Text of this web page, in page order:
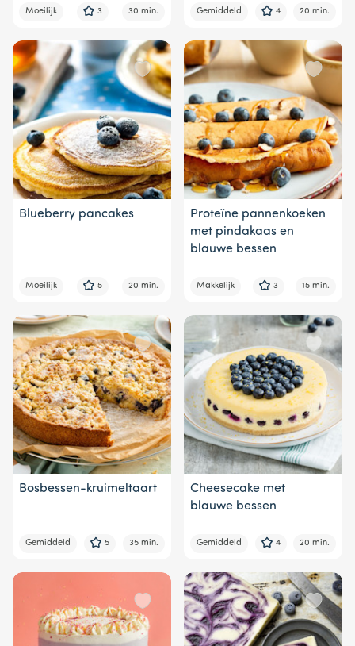
Moeilijk 3 30 min. Gemiddeld 4 20 min.
Blueberry pancakes
Moeilijk 5 20 min.
Proteïne pannenkoeken
met pindakaas en
blauwe bessen
Makkelijk 3 15 min.
Bosbessen-kruimeltaart
Gemiddeld 5 35 min.
Cheesecake met
blauwe bessen
Gemiddeld 4 20 min.